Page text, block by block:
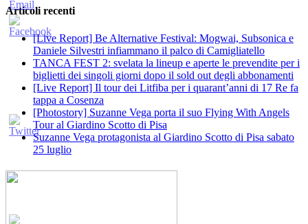
Articoli recenti
[Live Report] Be Alternative Festival: Mogwai, Subsonica e
Daniele Silvestri infiammano il palco di Camigliatello
TANCA FEST 2: svelata la lineup e aperte le prevendite per i
biglietti dei singoli giorni dopo il sold out degli abbonamenti
[Live Report] Il tour dei Litfiba per i quarant’anni di 17 Re fa
tappa a Cosenza
[Photostory] Suzanne Vega porta il suo Flying With Angels
Tour al Giardino Scotto di Pisa
Suzanne Vega protagonista al Giardino Scotto di Pisa sabato
25 luglio